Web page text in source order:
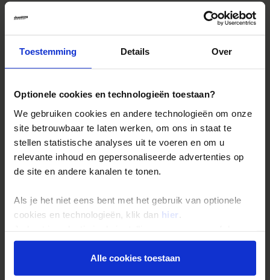
Toestemming Details Over
Optionele cookies en technologieën toestaan?
We gebruiken cookies en andere technologieën om onze
site betrouwbaar te laten werken, om ons in staat te
stellen statistische analyses uit te voeren en om u
relevante inhoud en gepersonaliseerde advertenties op
de site en andere kanalen te tonen.
Als je het niet eens bent met het gebruik van optionele
cookies en technologieën, klik dan hier
onder aan de pagina op elk gewenst moment voor de
toekomst wijzigen.Alle cookies toestaan
van de donkerrode bloemen van de hibiscus. Ondanks de grote
Water uit de kraan kun je niet drinken. Mineraalwater en diverse
gemaakt van gewoon leidingwater en zijn daarom ook af te raden.
meestal beter dan ijskoude drankjes. Alcoholgebruik is volgens de
islam verboden, maar wordt door de meeste Egyptenaren
gedoogd. Koffiehuizen serveren geen alcohol en de weinige bars
die dat wel doen, zijn afgeschermd tegen de blikken van de
buitenwereld. In sommige levensmiddelenwinkels die gerund
zijn relatief duur.